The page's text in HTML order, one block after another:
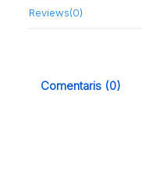
Reviews(0)
Comentaris (0)